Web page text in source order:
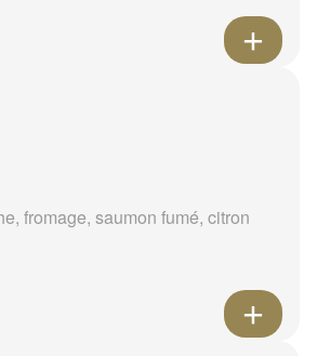
fromage, saumon fumé, citron